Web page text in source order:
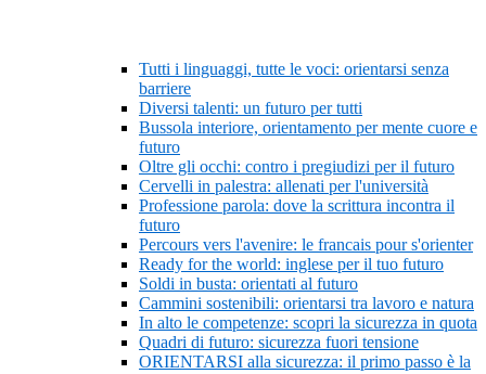
Tutti i linguaggi, tutte le voci: orientarsi senza
barriere
Diversi talenti: un futuro per tutti
Bussola interiore, orientamento per mente cuore e
futuro
Oltre gli occhi: contro i pregiudizi per il futuro
Cervelli in palestra: allenati per l'università
Professione parola: dove la scrittura incontra il
futuro
Percours vers l'avenire: le francais pour s'orienter
Ready for the world: inglese per il tuo futuro
Soldi in busta: orientati al futuro
Cammini sostenibili: orientarsi tra lavoro e natura
In alto le competenze: scopri la sicurezza in quota
Quadri di futuro: sicurezza fuori tensione
ORIENTARSI alla sicurezza: il primo passo è la